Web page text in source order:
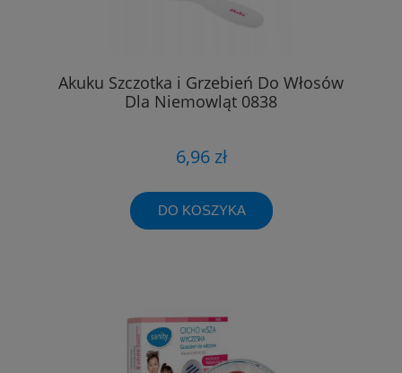
Akuku Szczotka i Grzebień Do Włosów
Dla Niemowląt 0838
6,96 zł
DO KOSZYKA